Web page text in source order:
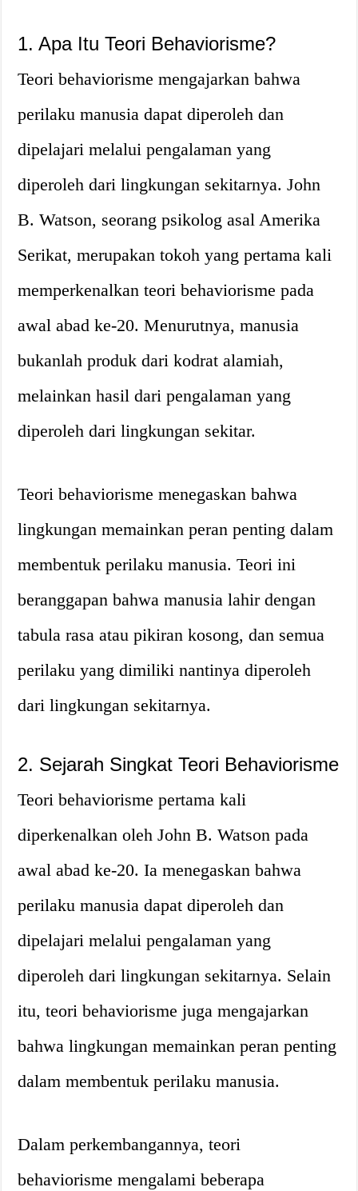
1. Apa Itu Teori Behaviorisme?
Teori behaviorisme mengajarkan bahwa
perilaku manusia dapat diperoleh dan
dipelajari melalui pengalaman yang
diperoleh dari lingkungan sekitarnya. John
B. Watson, seorang psikolog asal Amerika
Serikat, merupakan tokoh yang pertama kali
memperkenalkan teori behaviorisme pada
awal abad ke-20. Menurutnya, manusia
bukanlah produk dari kodrat alamiah,
melainkan hasil dari pengalaman yang
diperoleh dari lingkungan sekitar.
Teori behaviorisme menegaskan bahwa
lingkungan memainkan peran penting dalam
membentuk perilaku manusia. Teori ini
beranggapan bahwa manusia lahir dengan
tabula rasa atau pikiran kosong, dan semua
perilaku yang dimiliki nantinya diperoleh
dari lingkungan sekitarnya.
2. Sejarah Singkat Teori Behaviorisme
Teori behaviorisme pertama kali
diperkenalkan oleh John B. Watson pada
awal abad ke-20. Ia menegaskan bahwa
perilaku manusia dapat diperoleh dan
dipelajari melalui pengalaman yang
diperoleh dari lingkungan sekitarnya. Selain
itu, teori behaviorisme juga mengajarkan
bahwa lingkungan memainkan peran penting
dalam membentuk perilaku manusia.
Dalam perkembangannya, teori
behaviorisme mengalami beberapa